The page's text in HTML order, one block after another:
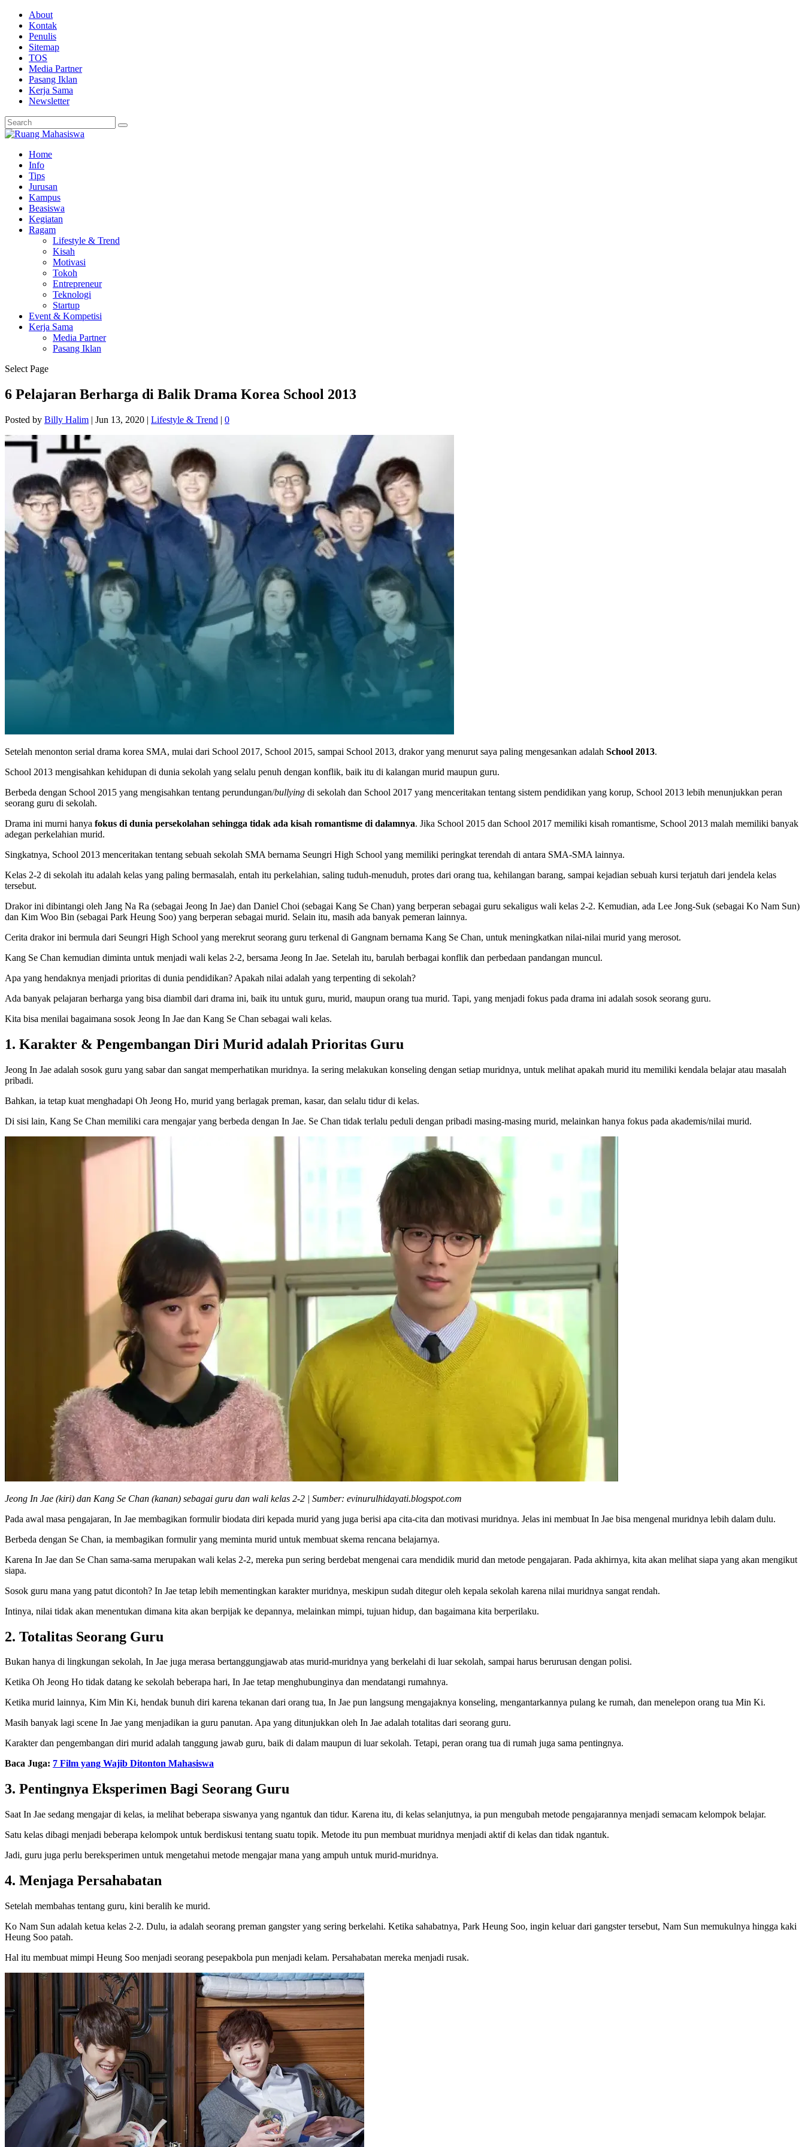
About
Kontak
Penulis
Sitemap
TOS
Media Partner
Pasang Iklan
Kerja Sama
Newsletter
Home
Info
Tips
Jurusan
Kampus
Beasiswa
Kegiatan
Ragam
Lifestyle & Trend
Kisah
Motivasi
Tokoh
Entrepreneur
Teknologi
Startup
Event & Kompetisi
Kerja Sama
Media Partner
Pasang Iklan
Select Page
6 Pelajaran Berharga di Balik Drama Korea School 2013
Posted by Billy Halim | Jun 13, 2020 | Lifestyle & Trend | 0
Setelah menonton serial drama korea SMA, mulai dari School 2017, School 2015, sampai School 2013, drakor yang menurut saya paling mengesankan adalah School 2013.
School 2013 mengisahkan kehidupan di dunia sekolah yang selalu penuh dengan konflik, baik itu di kalangan murid maupun guru.
Berbeda dengan School 2015 yang mengisahkan tentang perundungan/bullying di sekolah dan School 2017 yang menceritakan tentang sistem pendidikan yang korup, School 2013 lebih menunjukkan peran
seorang guru di sekolah.
Drama ini murni hanya fokus di dunia persekolahan sehingga tidak ada kisah romantisme di dalamnya. Jika School 2015 dan School 2017 memiliki kisah romantisme, School 2013 malah memiliki banyak
adegan perkelahian murid.
Singkatnya, School 2013 menceritakan tentang sebuah sekolah SMA bernama Seungri High School yang memiliki peringkat terendah di antara SMA-SMA lainnya.
Kelas 2-2 di sekolah itu adalah kelas yang paling bermasalah, entah itu perkelahian, saling tuduh-menuduh, protes dari orang tua, kehilangan barang, sampai kejadian sebuah kursi terjatuh dari jendela kelas
tersebut.
Drakor ini dibintangi oleh Jang Na Ra (sebagai Jeong In Jae) dan Daniel Choi (sebagai Kang Se Chan) yang berperan sebagai guru sekaligus wali kelas 2-2. Kemudian, ada Lee Jong-Suk (sebagai Ko Nam Sun)
dan Kim Woo Bin (sebagai Park Heung Soo) yang berperan sebagai murid. Selain itu, masih ada banyak pemeran lainnya.
Cerita drakor ini bermula dari Seungri High School yang merekrut seorang guru terkenal di Gangnam bernama Kang Se Chan, untuk meningkatkan nilai-nilai murid yang merosot.
Kang Se Chan kemudian diminta untuk menjadi wali kelas 2-2, bersama Jeong In Jae. Setelah itu, barulah berbagai konflik dan perbedaan pandangan muncul.
Apa yang hendaknya menjadi prioritas di dunia pendidikan? Apakah nilai adalah yang terpenting di sekolah?
Ada banyak pelajaran berharga yang bisa diambil dari drama ini, baik itu untuk guru, murid, maupun orang tua murid. Tapi, yang menjadi fokus pada drama ini adalah sosok seorang guru.
Kita bisa menilai bagaimana sosok Jeong In Jae dan Kang Se Chan sebagai wali kelas.
1. Karakter & Pengembangan Diri Murid adalah Prioritas Guru
Jeong In Jae adalah sosok guru yang sabar dan sangat memperhatikan muridnya. Ia sering melakukan konseling dengan setiap muridnya, untuk melihat apakah murid itu memiliki kendala belajar atau masalah
pribadi.
Bahkan, ia tetap kuat menghadapi Oh Jeong Ho, murid yang berlagak preman, kasar, dan selalu tidur di kelas.
Di sisi lain, Kang Se Chan memiliki cara mengajar yang berbeda dengan In Jae. Se Chan tidak terlalu peduli dengan pribadi masing-masing murid, melainkan hanya fokus pada akademis/nilai murid.
Jeong In Jae (kiri) dan Kang Se Chan (kanan) sebagai guru dan wali kelas 2-2 | Sumber: evinurulhidayati.blogspot.com
Pada awal masa pengajaran, In Jae membagikan formulir biodata diri kepada murid yang juga berisi apa cita-cita dan motivasi muridnya. Jelas ini membuat In Jae bisa mengenal muridnya lebih dalam dulu.
Berbeda dengan Se Chan, ia membagikan formulir yang meminta murid untuk membuat skema rencana belajarnya.
Karena In Jae dan Se Chan sama-sama merupakan wali kelas 2-2, mereka pun sering berdebat mengenai cara mendidik murid dan metode pengajaran. Pada akhirnya, kita akan melihat siapa yang akan mengikut
siapa.
Sosok guru mana yang patut dicontoh? In Jae tetap lebih mementingkan karakter muridnya, meskipun sudah ditegur oleh kepala sekolah karena nilai muridnya sangat rendah.
Intinya, nilai tidak akan menentukan dimana kita akan berpijak ke depannya, melainkan mimpi, tujuan hidup, dan bagaimana kita berperilaku.
2. Totalitas Seorang Guru
Bukan hanya di lingkungan sekolah, In Jae juga merasa bertanggungjawab atas murid-muridnya yang berkelahi di luar sekolah, sampai harus berurusan dengan polisi.
Ketika Oh Jeong Ho tidak datang ke sekolah beberapa hari, In Jae tetap menghubunginya dan mendatangi rumahnya.
Ketika murid lainnya, Kim Min Ki, hendak bunuh diri karena tekanan dari orang tua, In Jae pun langsung mengajaknya konseling, mengantarkannya pulang ke rumah, dan menelepon orang tua Min Ki.
Masih banyak lagi scene In Jae yang menjadikan ia guru panutan. Apa yang ditunjukkan oleh In Jae adalah totalitas dari seorang guru.
Karakter dan pengembangan diri murid adalah tanggung jawab guru, baik di dalam maupun di luar sekolah. Tetapi, peran orang tua di rumah juga sama pentingnya.
Baca Juga: 7 Film yang Wajib Ditonton Mahasiswa
3. Pentingnya Eksperimen Bagi Seorang Guru
Saat In Jae sedang mengajar di kelas, ia melihat beberapa siswanya yang ngantuk dan tidur. Karena itu, di kelas selanjutnya, ia pun mengubah metode pengajarannya menjadi semacam kelompok belajar.
Satu kelas dibagi menjadi beberapa kelompok untuk berdiskusi tentang suatu topik. Metode itu pun membuat muridnya menjadi aktif di kelas dan tidak ngantuk.
Jadi, guru juga perlu bereksperimen untuk mengetahui metode mengajar mana yang ampuh untuk murid-muridnya.
4. Menjaga Persahabatan
Setelah membahas tentang guru, kini beralih ke murid.
Ko Nam Sun adalah ketua kelas 2-2. Dulu, ia adalah seorang preman gangster yang sering berkelahi. Ketika sahabatnya, Park Heung Soo, ingin keluar dari gangster tersebut, Nam Sun memukulnya hingga kaki
Heung Soo patah.
Hal itu membuat mimpi Heung Soo menjadi seorang pesepakbola pun menjadi kelam. Persahabatan mereka menjadi rusak.